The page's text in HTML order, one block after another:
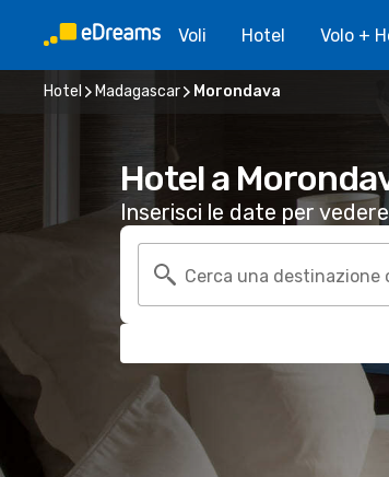
Voli Hotel Volo +
Hotel Madagascar Morondava
Hotel a
Inserisci le date per
Cerca una destinazione